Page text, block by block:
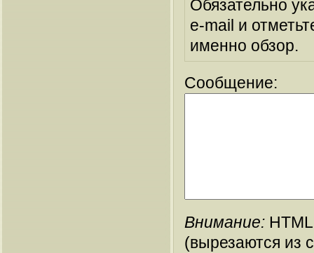
Обязательно
e-mail и
именно обзор.
Сообщение:
Внимание:
(вырезаются из